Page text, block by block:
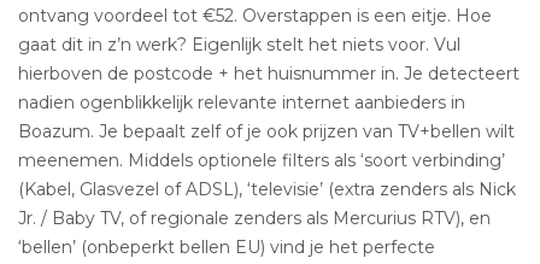
ontvang voordeel tot €52. Overstappen is een eitje. Hoe
gaat dit in z’n werk? Eigenlijk stelt het niets voor. Vul
hierboven de postcode + het huisnummer in. Je detecteert
nadien ogenblikkelijk relevante internet aanbieders in
Boazum. Je bepaalt zelf of je ook prijzen van TV+bellen wilt
meenemen. Middels optionele filters als ‘soort verbinding’
(Kabel, Glasvezel of ADSL), ‘televisie’ (extra zenders als Nick
Jr. / Baby TV, of regionale zenders als Mercurius RTV), en
‘bellen’ (onbeperkt bellen EU) vind je het perfecte